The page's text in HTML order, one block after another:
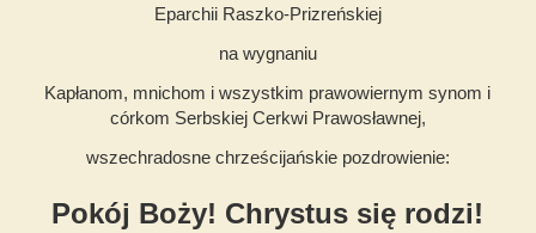
Eparchii Raszko-Prizreńskiej
na wygnaniu
Kapłanom, mnichom i wszystkim prawowiernym synom i
córkom Serbskiej Cerkwi Prawosławnej,
wszechradosne chrześcijańskie pozdrowienie:
Pokój Boży! Chrystus się rodzi!